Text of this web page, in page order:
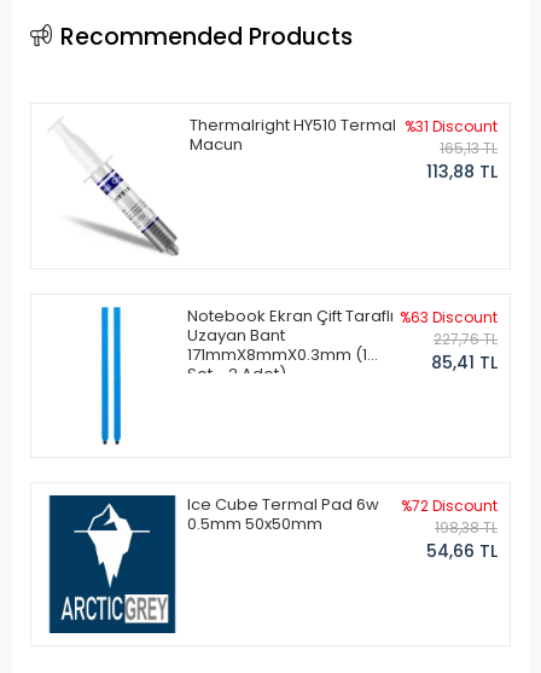
Recommended Products
Thermalright HY510 Termal
Macun
%31 Discount
165,13 TL
113,88 TL
Notebook Ekran Çift Taraflı
Uzayan Bant
171mmX8mmX0.3mm (1
Set - 2 Adet)
%63 Discount
227,76 TL
85,41 TL
Ice Cube Termal Pad 6w
0.5mm 50x50mm
%72 Discount
198,38 TL
54,66 TL